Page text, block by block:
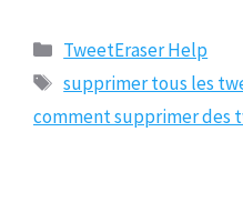
Catégories
TweetEraser Help
Tags
supprimer tous les
comment supprimer des